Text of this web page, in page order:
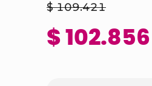
$ 109.421
$ 102.856